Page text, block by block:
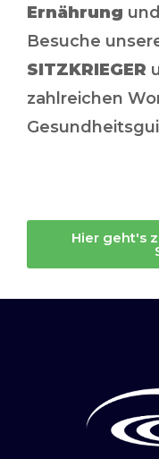
Ernährung und
Besuche
SITZKRIEGER
zahlreichen
Hier geht's